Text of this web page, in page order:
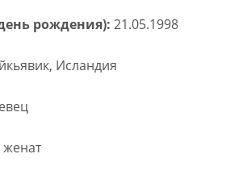
рождения): 21.05.1998
Исландия
женат